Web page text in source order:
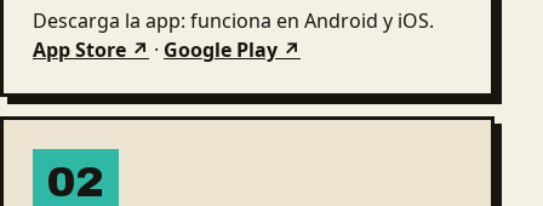
Descarga la app: funciona en Android y iOS.
App Store ↗ · Google Play ↗
02